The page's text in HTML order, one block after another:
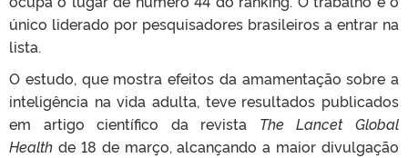
único liderado por pesquisadores brasileiros a entrar na
lista.
O estudo, que mostra efeitos da amamentação sobre a
inteligência na vida adulta, teve resultados publicados
em artigo científico da revista The Lancet Global
Health de 18 de março, alcançando a maior divulgação